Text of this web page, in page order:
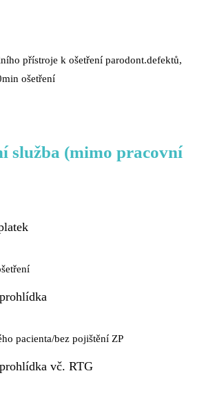
přístroje k ošetření parodont.defektů,
ošetření
služba (mimo pracovní
pacienta/bez pojištění ZP
vč. RTG